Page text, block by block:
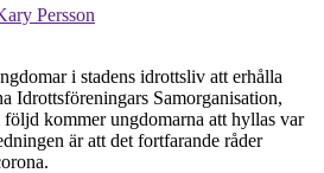
Persson
i stadens idrottsliv att erhålla
Idrottsföreningars Samorganisation,
kommer ungdomarna att hyllas var
är att det fortfarande råder